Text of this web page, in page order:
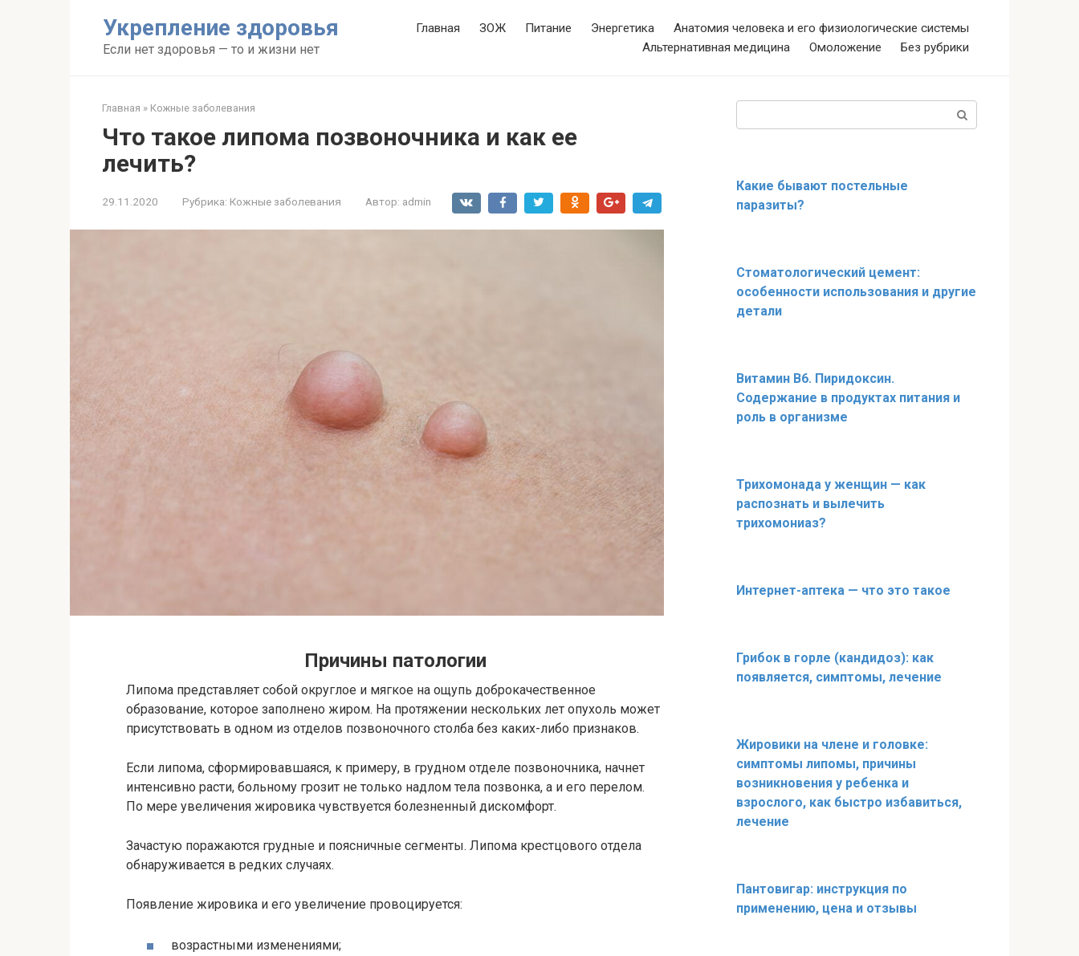
Укрепление здоровья
Если нет здоровья — то и жизни нет
Главная ЗОЖ Питание Энергетика
Анатомия человека и его физиологические системы
Альтернативная медицина
Омоложение Без рубрики
Главная » Кожные заболевания
Что такое липома позвоночника и как ее
лечить?
29.11.2020 Рубрика: Кожные заболевания Автор: admin
Причины патологии
Липома представляет собой округлое и мягкое на ощупь доброкачественное
образование, которое заполнено жиром. На протяжении нескольких лет опухоль может
присутствовать в одном из отделов позвоночного столба без каких-либо признаков.
Если липома, сформировавшаяся, к примеру, в грудном отделе позвоночника, начнет
интенсивно расти, больному грозит не только надлом тела позвонка, а и его перелом.
По мере увеличения жировика чувствуется болезненный дискомфорт.
Зачастую поражаются грудные и поясничные сегменты. Липома крестцового отдела
обнаруживается в редких случаях.
Появление жировика и его увеличение провоцируется:
возрастными изменениями;
Какие бывают постельные
паразиты?
Стоматологический цемент:
особенности использования и другие
детали
Витамин В6. Пиридоксин.
Содержание в продуктах питания и
роль в организме
Трихомонада у женщин — как
распознать и вылечить
трихомониаз?
Интернет-аптека — что это такое
Грибок в горле (кандидоз): как
появляется, симптомы, лечение
Жировики на члене и головке:
симптомы липомы, причины
возникновения у ребенка и
взрослого, как быстро избавиться,
лечение
Пантовигар: инструкция по
применению, цена и отзывы